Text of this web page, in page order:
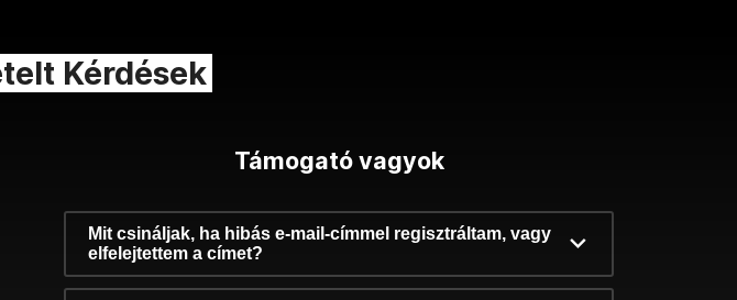
Kérdések
Támogató vagyok
Mit csináljak, ha hibás e-mail-címmel regisztráltam, vagy
elfelejtettem a címet?